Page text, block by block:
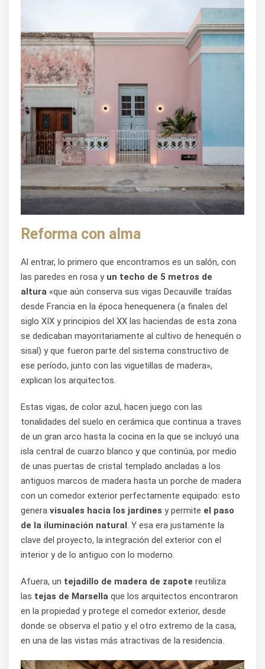
Reforma con alma
Al entrar, lo primero que encontramos es un salón, con
las paredes en rosa yun techo de 5 metros de
altura «que aún conserva sus vigas Decauville traídas
desde Francia en la época henequenera (a finales del
siglo XIX y principios del XX las haciendas de esta zona
se dedicaban mayoritariamente al cultivo de henequén o
sisal) y que fueron parte del sistema constructivo de
ese período, junto con las viguetillas de madera»,
explican los arquitectos.
Estas vigas, de color azul, hacen juego con las
tonalidades del suelo en cerámica que continua a traves
de un gran arco hasta la cocina en la que se incluyó una
isla central de cuarzo blanco y que continúa, por medio
de unas puertas de cristal templado ancladas a los
antiguos marcos de madera hasta un porche de madera
con un comedor exterior perfectamente equipado: esto
genera visuales hacia los jardines y permite el paso
de la iluminación natural. Y esa era justamente la
clave del proyecto, la integración del exterior con el
interior y de lo antiguo con lo moderno.
Afuera, un tejadillo de madera de zapote reutiliza
las tejas de Marsella que los arquitectos encontraron
en la propiedad y protege el comedor exterior, desde
donde se observa el patio y el otro extremo de la casa,
en una de las vistas más atractivas de la residencia.